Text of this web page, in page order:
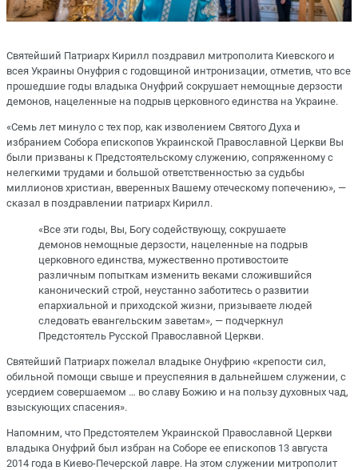
Святейший Патриарх Кирилл поздравил митрополита Киевского и
всея Украины Онуфрия с годовщиной интронизации, отметив, что все
прошедшие годы владыка Онуфрий сокрушает немощные дерзости
демонов, нацеленные на подрыв церковного единства на Украине.
«Семь лет минуло с тех пор, как изволением Святого Духа и
избранием Собора епископов Украинской Православной Церкви Вы
были призваны к Предстоятельскому служению, сопряженному с
нелегкими трудами и большой ответственностью за судьбы
миллионов христиан, вверенных Вашему отеческому попечению», —
сказал в поздравлении патриарх Кирилл.
«Все эти годы, Вы, Богу содействующу, сокрушаете
демонов немощные дерзости, нацеленные на подрыв
церковного единства, мужественно противостоите
различным попыткам изменить веками сложившийся
канонический строй, неустанно заботитесь о развитии
епархиальной и приходской жизни, призываете людей
следовать евангельским заветам», — подчеркнул
Предстоятель Русской Православной Церкви.
Святейший Патриарх пожелал владыке Онуфрию «крепости сил,
обильной помощи свыше и преуспеяния в дальнейшем служении, с
усердием совершаемом … во славу Божию и на пользу духовных чад,
взыскующих спасения».
Напомним, что Предстоятелем Украинской Православной Церкви
владыка Онуфрий был избран на Соборе ее епископов 13 августа
2014 года в Киево-Печерской лавре. На этом служении митрополит